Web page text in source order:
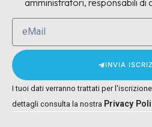
amministratori, responsabili di
INVIA
I tuoi dati verranno trattati per
dettagli consulta la nostra Privacy